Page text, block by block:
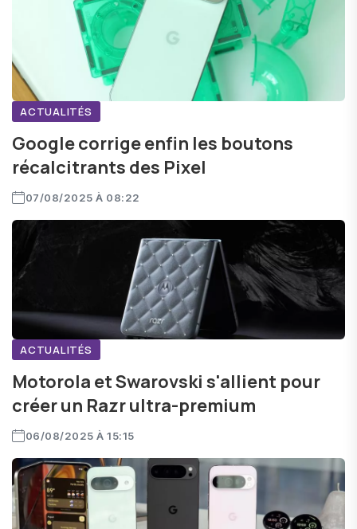
ACTUALITÉS
Google corrige enfin les boutons
récalcitrants des Pixel
07/08/2025 À 08:22
ACTUALITÉS
Motorola et Swarovski s'allient pour
créer un Razr ultra-premium
06/08/2025 À 15:15